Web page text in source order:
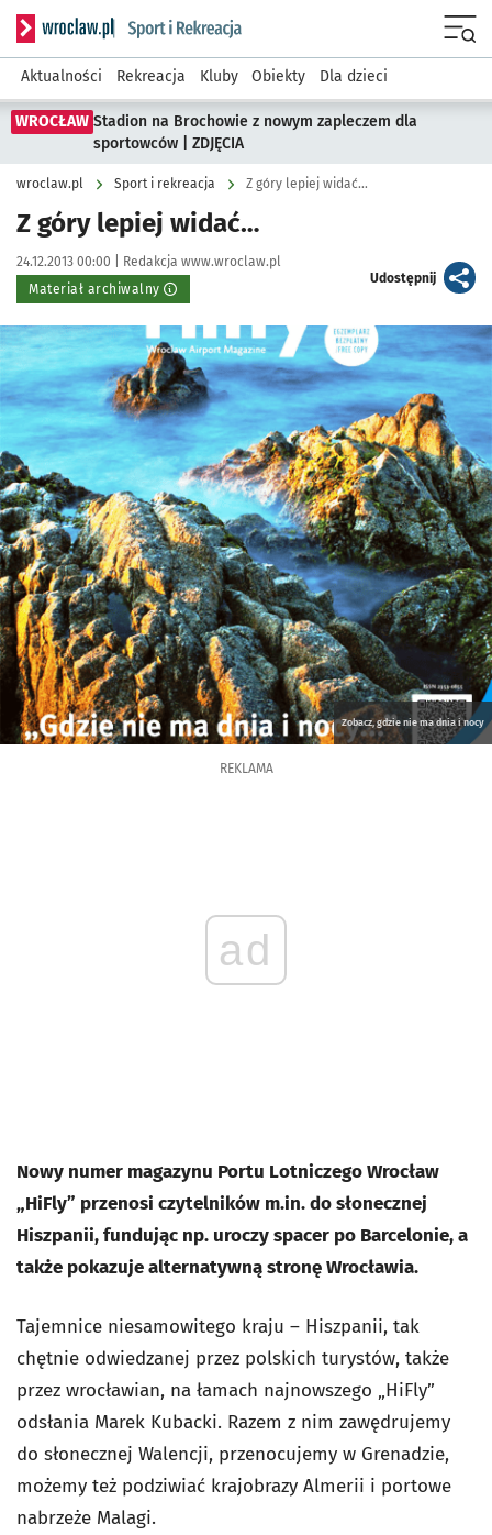
Serwis informacyjny wroclaw.pl podserwis: Sport i rekreacja
Aktualności Rekreacja Kluby Obiekty Dla dzieci
WROCŁAW Stadion na Brochowie z nowym zapleczem dla
sportowców | ZDJĘCIA
wroclaw.pl Sport i rekreacja Z góry lepiej widać…
Z góry lepiej widać…
Data publikacji:
24.12.2013 00:00 | Autor:
Redakcja www.wroclaw.pl
Materiał archiwalny
Udostępnijartykuł
Kliknij, aby powiększyć
Zobacz, gdzie nie ma dnia i nocy
REKLAMA
ad
Nowy numer magazynu Portu Lotniczego Wrocław
„HiFly” przenosi czytelników m.in. do słonecznej
Hiszpanii, fundując np. uroczy spacer po Barcelonie, a
także pokazuje alternatywną stronę Wrocławia.
Tajemnice niesamowitego kraju – Hiszpanii, tak
chętnie odwiedzanej przez polskich turystów, także
przez wrocławian, na łamach najnowszego „HiFly”
odsłania Marek Kubacki. Razem z nim zawędrujemy
do słonecznej Walencji, przenocujemy w Grenadzie,
możemy też podziwiać krajobrazy Almerii i portowe
nabrzeże Malagi.